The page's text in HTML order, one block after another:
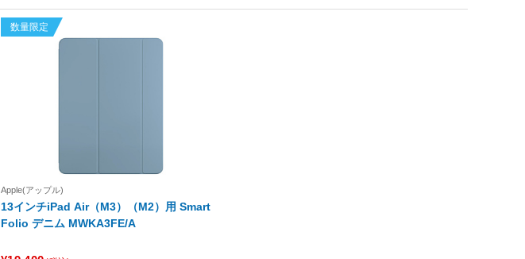
数量限定
Apple(アップル)
13インチiPad Air（M3）（M2）用 Smart
Folio デニム MWKA3FE/A